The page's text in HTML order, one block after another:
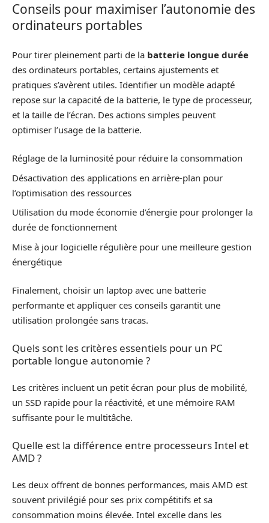
Conseils pour maximiser l’autonomie des
ordinateurs portables
Pour tirer pleinement parti de la batterie longue durée
des ordinateurs portables, certains ajustements et
pratiques s’avèrent utiles. Identifier un modèle adapté
repose sur la capacité de la batterie, le type de processeur,
et la taille de l’écran. Des actions simples peuvent
optimiser l’usage de la batterie.
Réglage de la luminosité pour réduire la consommation
Désactivation des applications en arrière-plan pour
l’optimisation des ressources
Utilisation du mode économie d’énergie pour prolonger la
durée de fonctionnement
Mise à jour logicielle régulière pour une meilleure gestion
énergétique
Finalement, choisir un laptop avec une batterie
performante et appliquer ces conseils garantit une
utilisation prolongée sans tracas.
Quels sont les critères essentiels pour un PC
portable longue autonomie ?
Les critères incluent un petit écran pour plus de mobilité,
un SSD rapide pour la réactivité, et une mémoire RAM
suffisante pour le multitâche.
Quelle est la différence entre processeurs Intel et
AMD ?
Les deux offrent de bonnes performances, mais AMD est
souvent privilégié pour ses prix compétitifs et sa
consommation moins élevée. Intel excelle dans les